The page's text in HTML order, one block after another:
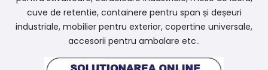
cuve de retentie, containere pentru span și deșeuri
industriale, mobilier pentru exterior, copertine universale,
accesorii pentru ambalare etc..